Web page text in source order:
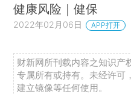
健康风险｜健保
2022年02月06日 APP打开
财新网所刊载内容之知识产
专属所有或持有。未经许可
建立镜像等任何使用。